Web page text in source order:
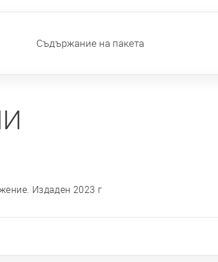
Съдържание на пакета
Издаден 2023 г